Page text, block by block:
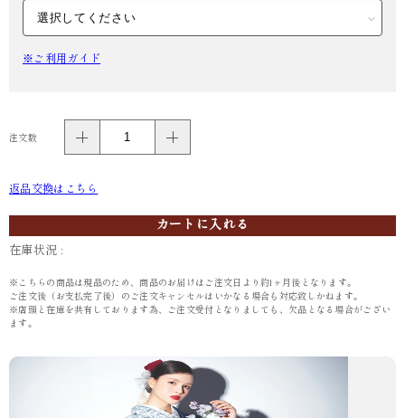
※ご利用ガイド
注文数
返品交換はこちら
カートに入れる
在庫状況 :
※こちらの商品は現品のため、商品のお届けはご注文日より約1ヶ月後となります。
ご注文後（お支払完了後）のご注文キャンセルはいかなる場合も対応致しかねます。
※店頭と在庫を共有しております為、ご注文受付となりましても、欠品となる場合がござい
ます。